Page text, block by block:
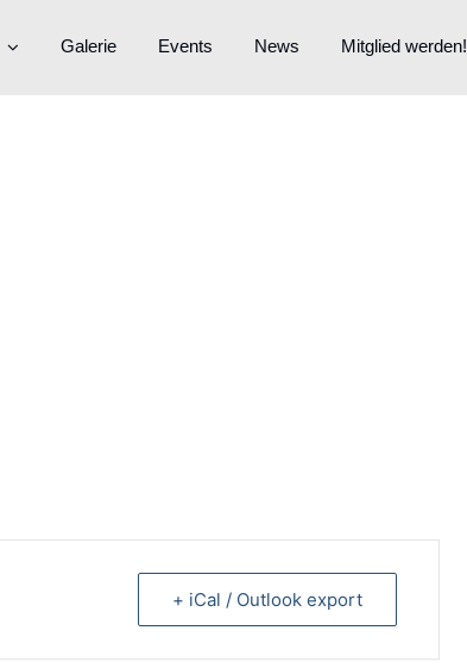
Galerie Events News Mitglied werden!
+ iCal / Outlook export